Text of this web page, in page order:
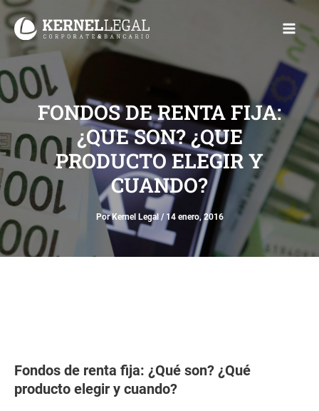
Ir
al
contenido
FONDOS DE RENTA FIJA:
¿QUE SON? ¿QUE
PRODUCTO ELEGIR Y
CUANDO?
PorKernel Legal / 14 enero, 2016
Fondos de renta fija: ¿Qué son? ¿Qué
producto elegir y cuando?